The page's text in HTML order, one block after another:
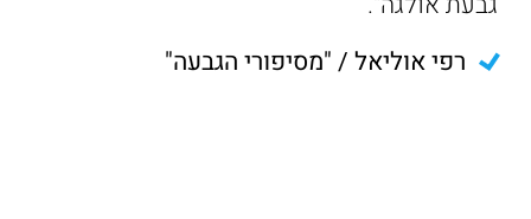
רפי אוליאל / "מסיפורי הגבעה"